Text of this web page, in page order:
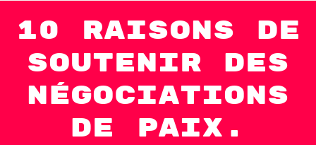
10 raisons de
soutenir des
négociations
de paix.